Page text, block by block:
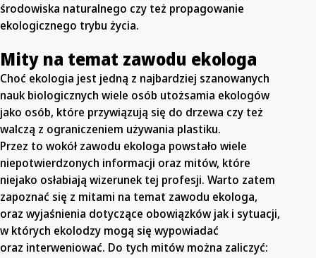
środowiska naturalnego czy też propagowanie
ekologicznego trybu życia.
Mity na temat zawodu ekologa
Choć ekologia jest jedną z najbardziej szanowanych
nauk biologicznych wiele osób utożsamia ekologów
jako osób, które przywiązują się do drzewa czy też
walczą z ograniczeniem używania plastiku.
Przez to wokół zawodu ekologa powstało wiele
niepotwierdzonych informacji oraz mitów, które
niejako osłabiają wizerunek tej profesji. Warto zatem
zapoznać się z mitami na temat zawodu ekologa,
oraz wyjaśnienia dotyczące obowiązków jak i sytuacji,
w których ekolodzy mogą się wypowiadać
oraz interweniować. Do tych mitów można zaliczyć: